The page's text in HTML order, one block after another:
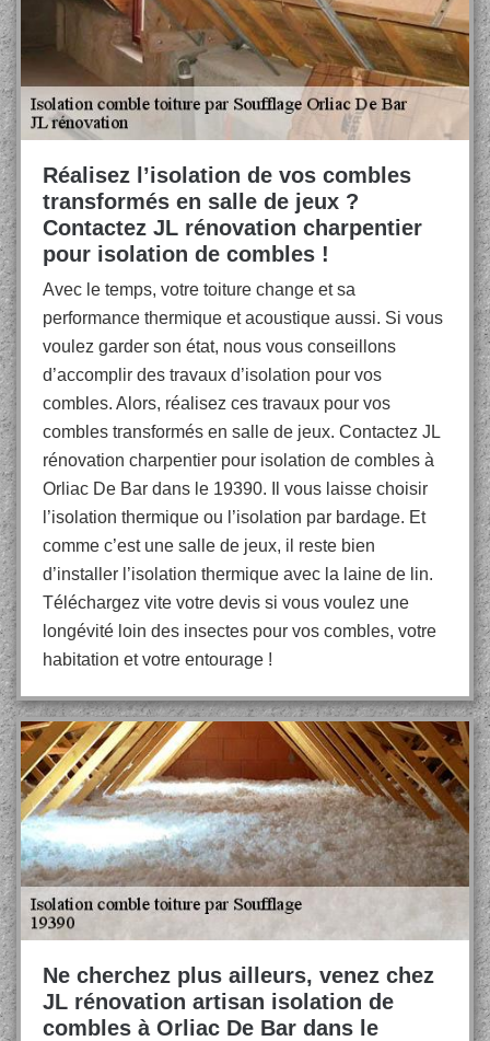
Réalisez l’isolation de vos combles
transformés en salle de jeux ?
Contactez JL rénovation charpentier
pour isolation de combles !
Avec le temps, votre toiture change et sa
performance thermique et acoustique aussi. Si vous
voulez garder son état, nous vous conseillons
d’accomplir des travaux d’isolation pour vos
combles. Alors, réalisez ces travaux pour vos
combles transformés en salle de jeux. Contactez JL
rénovation charpentier pour isolation de combles à
Orliac De Bar dans le 19390. Il vous laisse choisir
l’isolation thermique ou l’isolation par bardage. Et
comme c’est une salle de jeux, il reste bien
d’installer l’isolation thermique avec la laine de lin.
Téléchargez vite votre devis si vous voulez une
longévité loin des insectes pour vos combles, votre
habitation et votre entourage !
Ne cherchez plus ailleurs, venez chez
JL rénovation artisan isolation de
combles à Orliac De Bar dans le